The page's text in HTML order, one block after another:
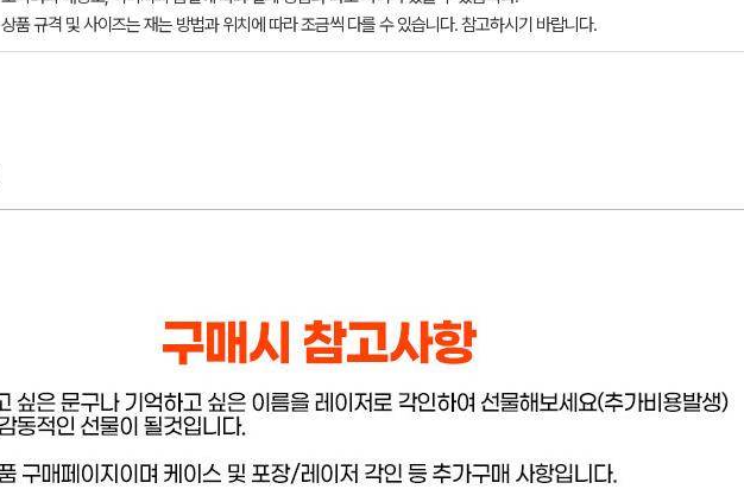
상품 규격 및 사이즈는 재는 방법과 위치에 따라 조금씩 다를 수 있습니다. 참고하시기 바랍니다.